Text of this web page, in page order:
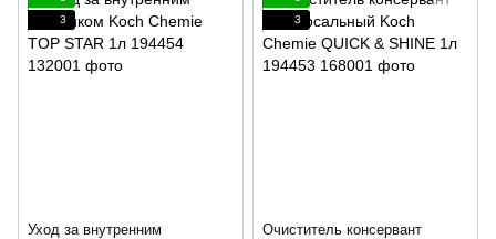
3
Уход за внутренним
3
Очиститель консервант